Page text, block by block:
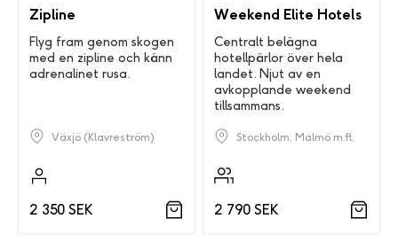
Zipline
Flyg fram genom skogen
med en zipline och känn
adrenalinet rusa.
Växjö (Klavreström)
2 350 SEK
Weekend Elite Hotels
Centralt belägna
hotellpärlor över hela
landet. Njut av en
avkopplande weekend
tillsammans.
Stockholm, Malmö m.fl.
2 790 SEK